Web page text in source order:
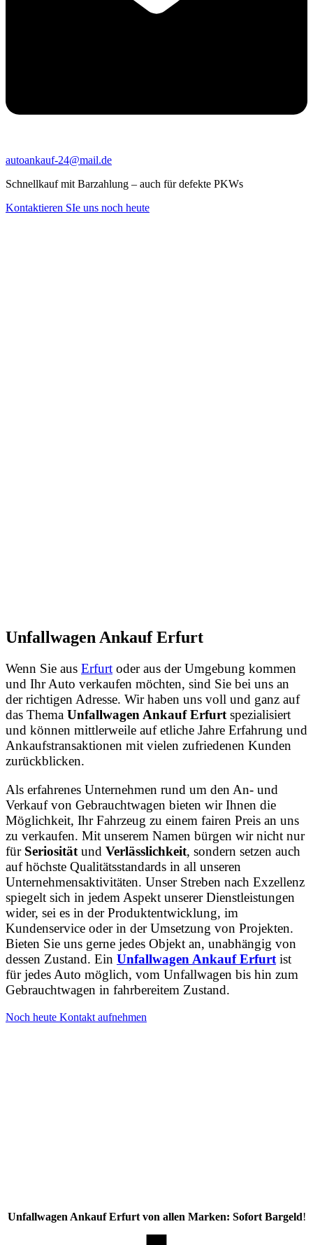
autoankauf-24@mail.de
Schnellkauf mit Barzahlung – auch für defekte PKWs
Kontaktieren SIe uns noch heute
Unfallwagen Ankauf Erfurt
Wenn Sie aus Erfurt oder aus der Umgebung kommen
und Ihr Auto verkaufen möchten, sind Sie bei uns an
der richtigen Adresse. Wir haben uns voll und ganz auf
das Thema Unfallwagen Ankauf Erfurt spezialisiert
und können mittlerweile auf etliche Jahre Erfahrung und
Ankaufstransaktionen mit vielen zufriedenen Kunden
zurückblicken.
Als erfahrenes Unternehmen rund um den An- und
Verkauf von Gebrauchtwagen bieten wir Ihnen die
Möglichkeit, Ihr Fahrzeug zu einem fairen Preis an uns
zu verkaufen. Mit unserem Namen bürgen wir nicht nur
für Seriosität und Verlässlichkeit, sondern setzen auch
auf höchste Qualitätsstandards in all unseren
Unternehmensaktivitäten. Unser Streben nach Exzellenz
spiegelt sich in jedem Aspekt unserer Dienstleistungen
wider, sei es in der Produktentwicklung, im
Kundenservice oder in der Umsetzung von Projekten.
Bieten Sie uns gerne jedes Objekt an, unabhängig von
dessen Zustand. Ein Unfallwagen Ankauf Erfurt ist
für jedes Auto möglich, vom Unfallwagen bis hin zum
Gebrauchtwagen in fahrbereitem Zustand.
Noch heute Kontakt aufnehmen
Unfallwagen Ankauf Erfurt von allen Marken: Sofort Bargeld!